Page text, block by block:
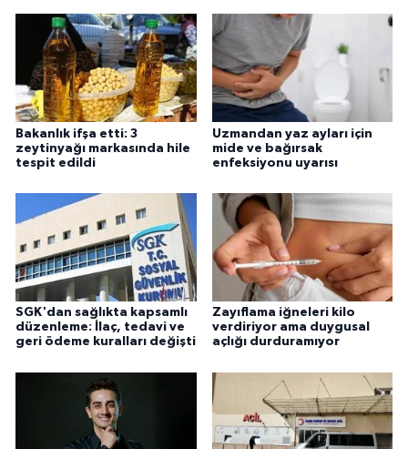
Bakanlık ifşa etti: 3
zeytinyağı markasında hile
tespit edildi
Uzmandan yaz ayları için
mide ve bağırsak
enfeksiyonu uyarısı
SGK'dan sağlıkta kapsamlı
düzenleme: İlaç, tedavi ve
geri ödeme kuralları değişti
Zayıflama iğneleri kilo
verdiriyor ama duygusal
açlığı durduramıyor